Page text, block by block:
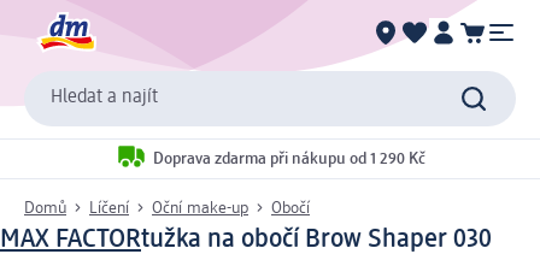
Hledat a najít
Doprava zdarma při nákupu od 1 290 Kč
Domů Líčení Oční make-up Obočí
MAX FACTORtužka na obočí Brow Shaper 030